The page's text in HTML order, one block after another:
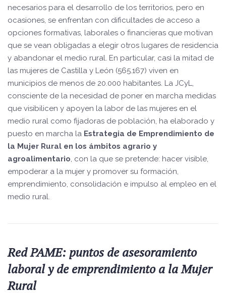
necesarios para el desarrollo de los territorios, pero en
ocasiones, se enfrentan con dificultades de acceso a
opciones formativas, laborales o financieras que motivan
que se vean obligadas a elegir otros lugares de residencia
y abandonar el medio rural. En particular, casi la mitad de
las mujeres de Castilla y León (565.167) viven en
municipios de menos de 20.000 habitantes. La JCyL,
consciente de la necesidad de poner en marcha medidas
que visibilicen y apoyen la labor de las mujeres en el
medio rural como fijadoras de población, ha elaborado y
puesto en marcha la Estrategia de Emprendimiento de
la Mujer Rural en los ámbitos agrario y
agroalimentario, con la que se pretende: hacer visible,
empoderar a la mujer y promover su formación,
emprendimiento, consolidación e impulso al empleo en el
medio rural.
Red PAME: puntos de asesoramiento
laboral y de emprendimiento a la Mujer
Rural